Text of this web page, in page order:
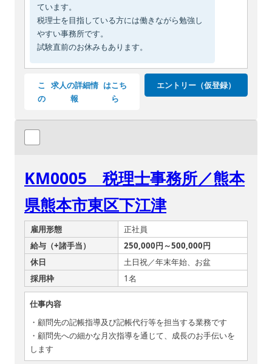
ています。
税理士を目指している方には働きながら勉強し
やすい事務所です。
試験直前のお休みもあります。
こ
の
求人の詳細情
報
はこち
ら
エントリー（仮登録）
KM0005 税理士事務所／熊本
県熊本市東区下江津
雇用形態
正社員
給与（+諸手当）
250,000円～500,000円
休日
土日祝／年末年始、お盆
採用枠
1名
仕事内容
・顧問先の記帳指導及び記帳代行等を担当する業務です
・顧問先への細かな月次指導を通じて、成長のお手伝いを
します